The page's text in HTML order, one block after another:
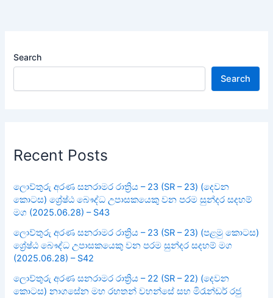
Search
Search
Recent Posts
ලොව්තුරු අරණ සනරාමර රාත්‍රිය – 23 (SR – 23) (දෙවන
කොටස) ශ්‍රේෂ්ඨ බෞද්ධ උපාසකයෙකු වන පරම සුන්දර සදහම්
මග (2025.06.28) – S43
ලොව්තුරු අරණ සනරාමර රාත්‍රිය – 23 (SR – 23) (පළමු කොටස)
ශ්‍රේෂ්ඨ බෞද්ධ උපාසකයෙකු වන පරම සුන්දර සදහම් මග
(2025.06.28) – S42
ලොව්තුරු අරණ සනරාමර රාත්‍රිය – 22 (SR – 22) (දෙවන
කොටස) නාගසේන මහ රහතන් වහන්සේ සහ මිරැන්ඩර් රජු